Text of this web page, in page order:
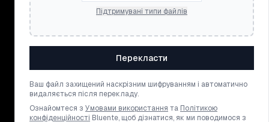
Підтримувані типи файлів
Перекласти
Ваш файл захищений наскрізним шифруванням і автоматично
видаляється після перекладу.
Ознайомтеся з Умовами використання та Політикою
конфіденційності Bluente, щоб дізнатися, як ми поводимося з